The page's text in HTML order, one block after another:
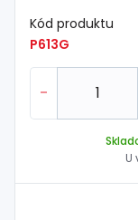
Kód produktu
P613G
-
U